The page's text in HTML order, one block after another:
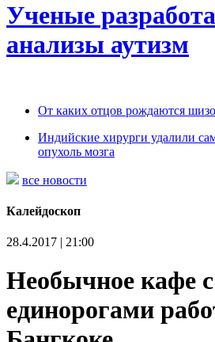
Ученые
анализы аутизм
От каких отцов рождаются
Индийские хирурги удалили
опухоль мозга
все новости
Калейдоскоп
28.4.2017 | 21:00
Необычное кафе с
единорогами